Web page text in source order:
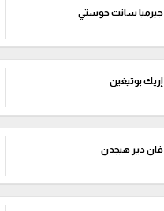
جيرميا سانت جوستي
إريك بوتيغين
فان دير هيجدن